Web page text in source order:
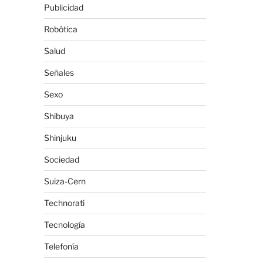
Publicidad
Robótica
Salud
Señales
Sexo
Shibuya
Shinjuku
Sociedad
Suiza-Cern
Technorati
Tecnología
Telefonía